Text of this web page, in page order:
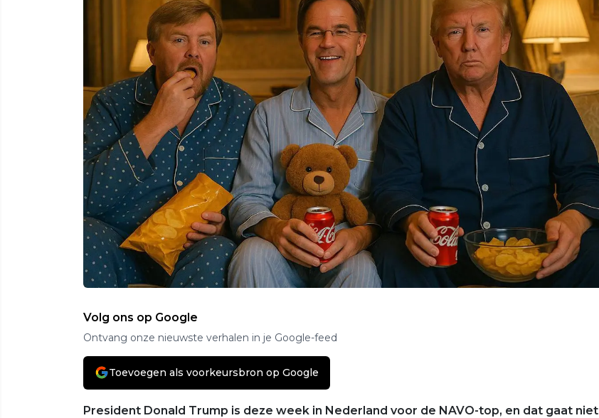
Volg ons op Google
Ontvang onze nieuwste verhalen in je Google-feed
Toevoegen als voorkeursbron op Google
President Donald Trump is deze week in Nederland voor de NAVO-top, en dat gaat niet